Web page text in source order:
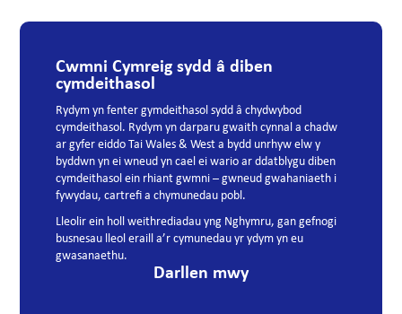
Cwmni Cymreig sydd â diben
cymdeithasol
Rydym yn fenter gymdeithasol sydd â chydwybod
cymdeithasol. Rydym yn darparu gwaith cynnal a chadw
ar gyfer eiddo Tai Wales & West a bydd unrhyw elw y
byddwn yn ei wneud yn cael ei wario ar ddatblygu diben
cymdeithasol ein rhiant gwmni – gwneud gwahaniaeth i
fywydau, cartrefi a chymunedau pobl.
Lleolir ein holl weithrediadau yng Nghymru, gan gefnogi
busnesau lleol eraill a’r cymunedau yr ydym yn eu
gwasanaethu.
Darllen mwy